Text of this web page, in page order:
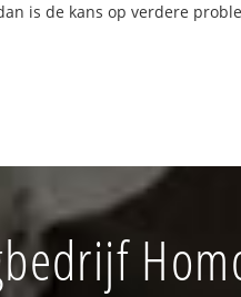
is de kans op verdere